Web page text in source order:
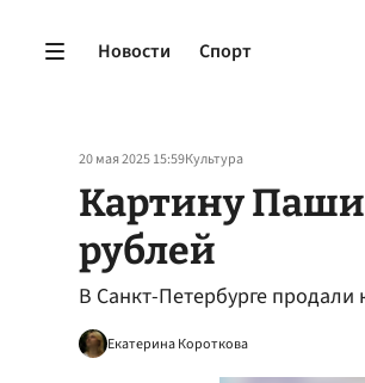
Новости Спорт
20 мая 2025 15:59Культура
Картину Паши
рублей
В Санкт-Петербурге
Екатерина Короткова